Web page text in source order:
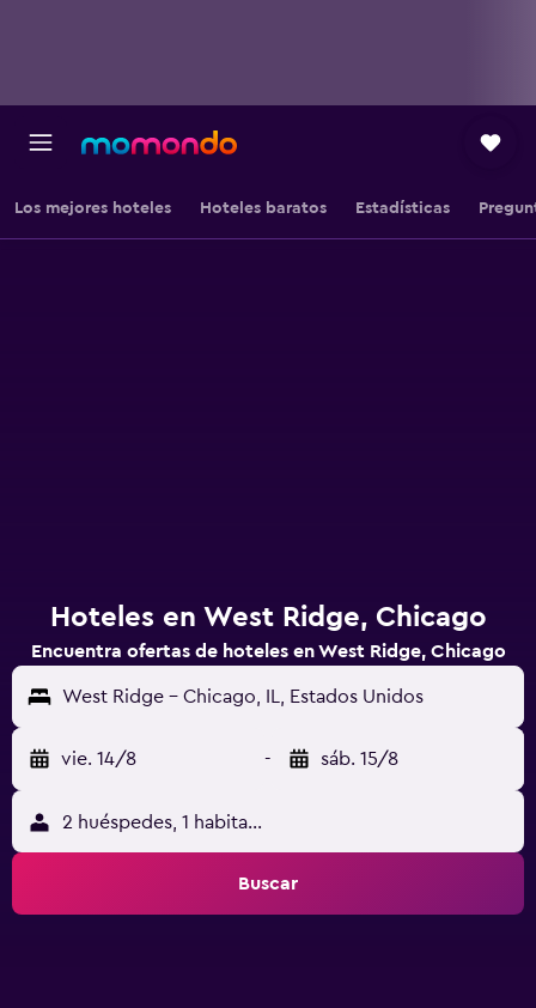
Los mejores hoteles Hoteles baratos Estadísticas
Hoteles en West Ridge, Chicago
Encuentra ofertas de hoteles en West Ridge, Chicago
West Ridge - Chicago, IL, Estados Unidos
vie. 14/8 - sáb. 15/8
2 huéspedes, 1 habitación
Buscar